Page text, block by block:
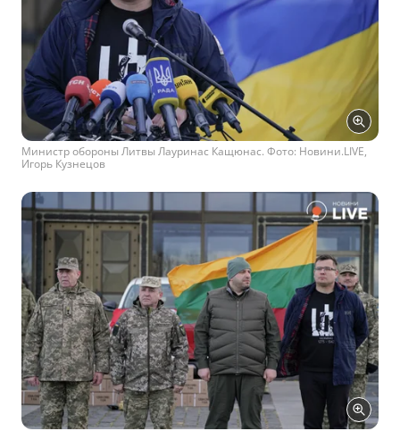
Министр обороны Литвы Лауринас Кащюнас. Фото: Новини.LIVE,
Игорь Кузнецов